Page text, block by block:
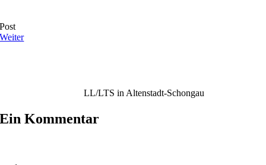
Post
Weiter
LL/LTS in Altenstadt-Schongau
Ein Kommentar